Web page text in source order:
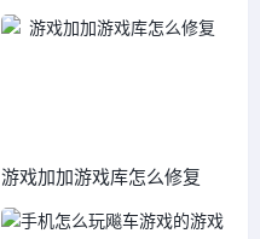
游戏加加游戏库怎么修复